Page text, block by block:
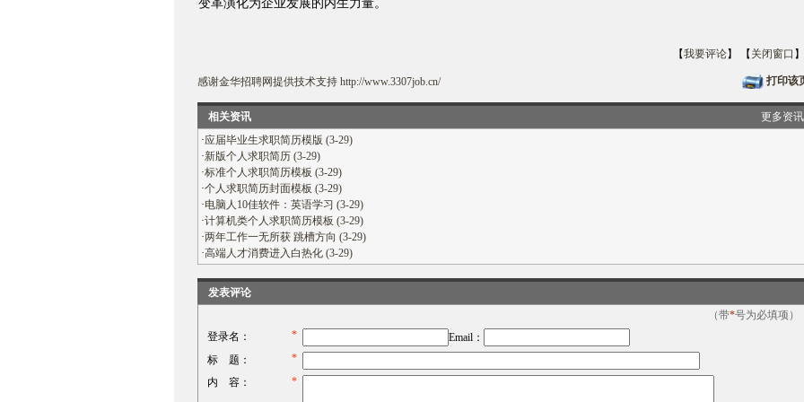
变革演化为企业发展的内生力量。
【我要评论】 【 关闭窗口 】
感谢金华招聘网提供技术支持 http://www.3307job.cn/ 打印该
相关资讯
更多资讯
·应届毕业生求职简历模版 (3-29)
·新版个人求职简历 (3-29)
·标准个人求职简历模板 (3-29)
·个人求职简历封面模板 (3-29)
·电脑人10佳软件：英语学习 (3-29)
·计算机类个人求职简历模板 (3-29)
·两年工作一无所获 跳槽方向 (3-29)
·高端人才消费进入白热化 (3-29)
发表评论
（带*号为必填项）
登录名：
*
Email：
标 题：
*
内 容：
*